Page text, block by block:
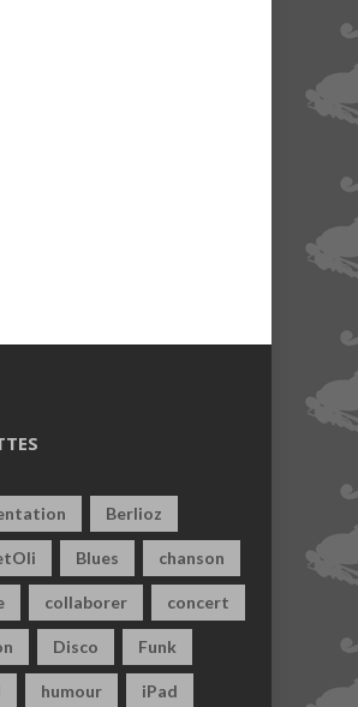
Berlioz
Blues chanson
collaborer concert
Disco Funk
humour iPad